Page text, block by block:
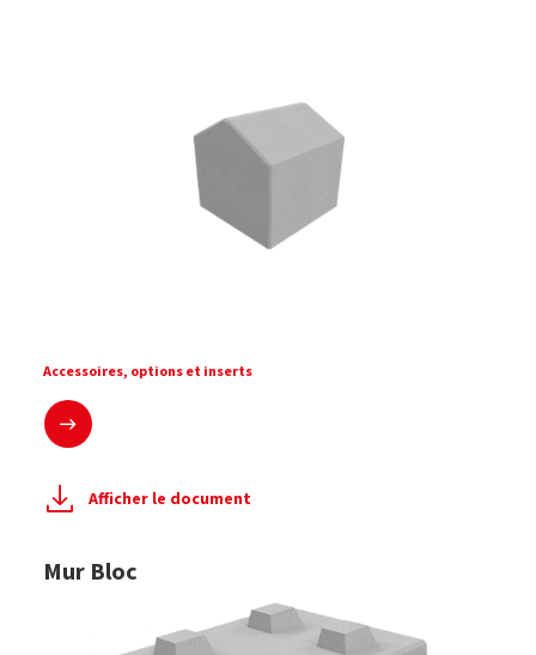
Accessoires, options et inserts
En savoir plus
Afficher le document
Mur Bloc